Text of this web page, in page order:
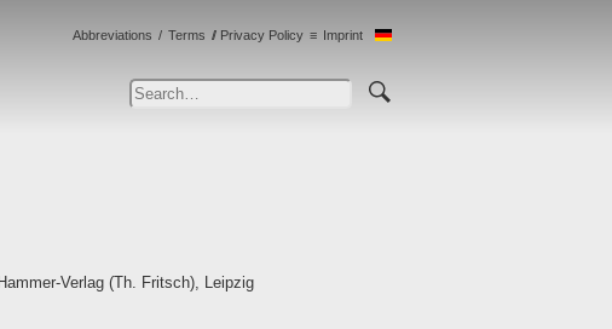
Abbreviations Terms Privacy Policy Imprint
Verlag (Th. Fritsch), Leipzig